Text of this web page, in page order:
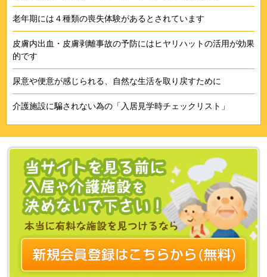
老年期には４種類の喪失体験があるとされています
皮膚内出血・皮膚剥離事故の予防にはヒヤリハットの活用が効果
的です
尿意や便意が感じられる、自然な生活を取り戻すために
介護施設に騙されない為の「入居見学時チェックリスト」